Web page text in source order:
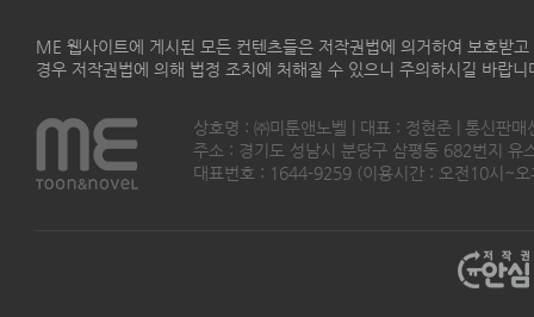
ME 웹사이트에 게시된 모든 컨텐츠들은 저작권법에 의거하여 보호받
경우 저작권법에 의해 법정 조치에 처해질 수 있으니 주의하시길 바랍니
상호명 : ㈜미툰앤노벨 | 대표 : 정현준 | 통신판
주소 : 경기도 성남시 분당구 삼평동 682번지
대표번호 : 1644-9259 (이용시간 : 오전10시~